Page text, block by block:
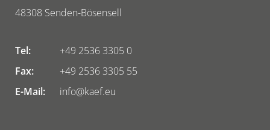
48308 Senden-Bösensell
Tel:
+49 2536 3305 0
Fax:
+49 2536 3305 55
E-Mail:
info@kaef.eu